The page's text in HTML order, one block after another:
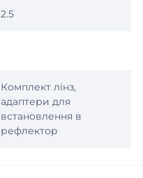
2.5
Комплект лінз,
адаптери для
встановлення в
рефлектор